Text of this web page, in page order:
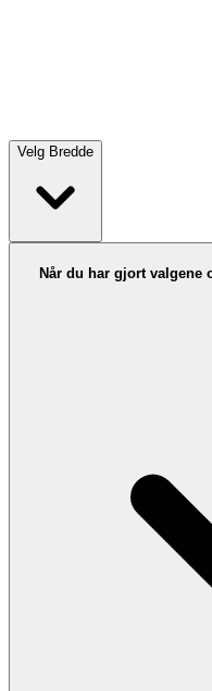
Velg Bredde
Når du har gjort valgene